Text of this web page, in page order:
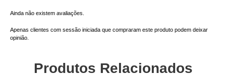
Ainda não existem avaliações.
Apenas clientes com sessão iniciada que compraram este produto podem deixar
opinião.
Produtos Relacionados